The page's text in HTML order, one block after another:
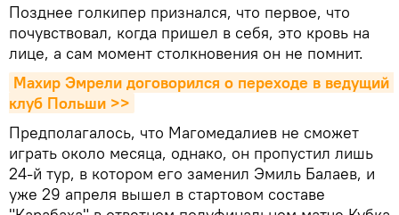
Позднее голкипер признался, что первое, что
почувствовал, когда пришел в себя, это кровь на
лице, а сам момент столкновения он не помнит.
Махир Эмрели договорился о переходе в ведущий
клуб Польши >>
Предполагалось, что Магомедалиев не сможет
играть около месяца, однако, он пропустил лишь
24-й тур, в котором его заменил Эмиль Балаев, и
уже 29 апреля вышел в стартовом составе